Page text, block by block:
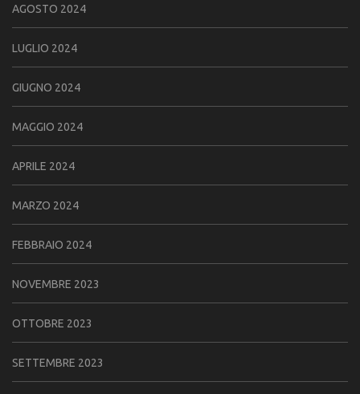
AGOSTO 2024
LUGLIO 2024
GIUGNO 2024
MAGGIO 2024
APRILE 2024
MARZO 2024
FEBBRAIO 2024
NOVEMBRE 2023
OTTOBRE 2023
SETTEMBRE 2023